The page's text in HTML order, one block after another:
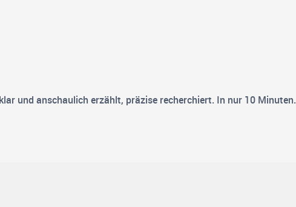
und anschaulich erzählt, präzise recherchiert. In nur 10 Minuten.